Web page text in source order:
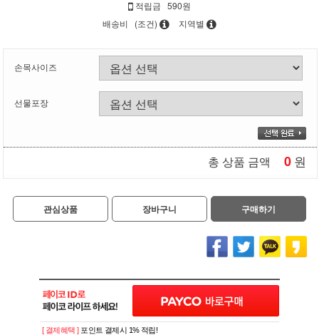
적립금 590원
배송비
(조건) 지역별
손목사이즈
선물포장
총 상품 금액 0 원
관심상품 장바구니 구매하기
[ 결제혜택 ] 포인트 결제시 1% 적립!